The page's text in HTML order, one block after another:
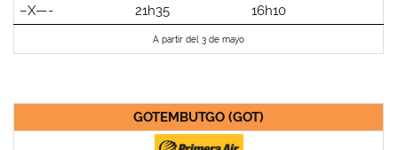
–X—-
21h35 16h10
A partir del 3 de mayo
GOTEMBUTGO (GOT)